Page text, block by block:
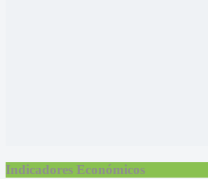
Indicadores Económicos